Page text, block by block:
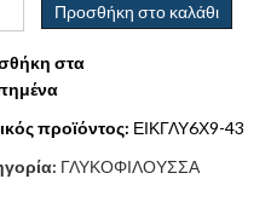
Προσθήκη στο καλάθι
στα
προϊόντος: ΕΙΚΓΛΥ6Χ9-43
ΓΛΥΚΟΦΙΛΟΥΣΣΑ